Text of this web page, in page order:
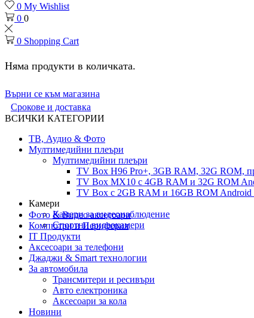
0 My Wishlist
0 0
0 Shopping Cart
Няма продукти в количката.
Върни се към магазина
Срокове и доставка
ВСИЧКИ КАТЕГОРИИ
ТВ, Аудио & Фото
Мултимедийни плеъри
Мултимедийни плеъри
TV Box H96 Pro+, 3GB RAM, 32G ROM,
TV Box MX10 с 4GB RAM и 32G ROM
TV Box с 2GB RAM и 16GВ ROM Android
Камери
Камери за видеонаблюдение
Спортни видеокамери
Фото & Видео аксесоари
Компютри и Периферия
IT Продукти
Аксесоари за телефони
Джаджи & Smart технологии
За автомобила
Трансмитери и ресивъри
Авто електроника
Аксесоари за кола
Новини